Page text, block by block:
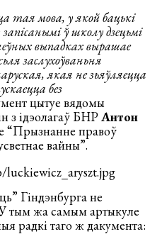
мова, у якой бацькі
ў школу дзецьмі
выпадках вырашае
заслухоўваньня
якая не зьяўляецца
без
цытуе вядомы
з ідэолагаў БНРАнтон
“Прызнанне правоў
вайны”.
Гіндэнбурга не
У тым жа самым артыкуле
радкі таго ж дакумента: